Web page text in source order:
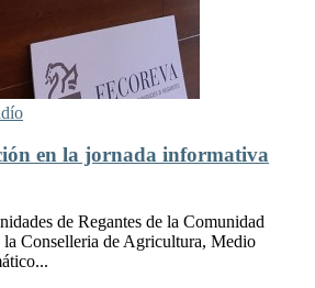
en la jornada informativa
de Regantes de la Comunidad
la Conselleria de Agricultura, Medio